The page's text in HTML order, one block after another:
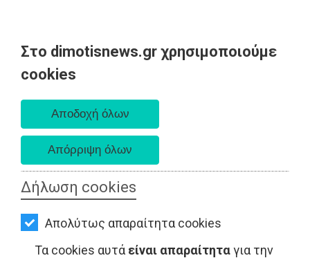
Στο dimotisnews.gr χρησιμοποιούμε
cookies
Δήλωση cookies
Απολύτως απαραίτητα cookies
Τα cookies αυτά είναι απαραίτηταγια την
AΡΧΙΚΗ
ΕΙΔΗΣΕΙΣ
ΠΟΛΙΤΙΚΗ
ΤΟΠΙΚΗ
ΑΥΤΟΔΙΟΙΚΗΣΗ
ΟΙΚΟΝΟΜΙΑ
ΑΘΛΗΤΙΣΜΟΣ
LIFESTYLE - Ανατολική Αττική